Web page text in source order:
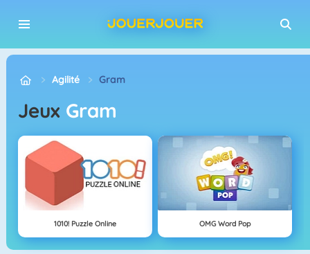
Agilité Gram
Jeux Gram
1010! Puzzle Online OMG Word Pop